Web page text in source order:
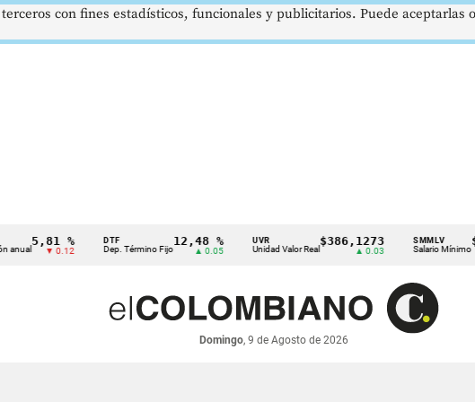
5,81 %
▼ 0.12
DTF
Dep. Término Fijo
12,48 %
▲ 0.05
UVR
Unidad Valor Real
$386,1273 SMMLV
Salario Mínimo
Domingo, 9 de Agosto de 2026
con fines estadísticos, funcionales y publicitarios. Puede aceptarlas